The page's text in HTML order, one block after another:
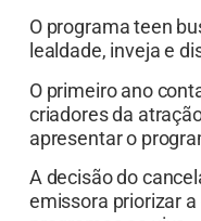
O programa teen
lealdade, inveja e
O primeiro ano
criadores da
apresentar o
A decisão do
emissora priorizar